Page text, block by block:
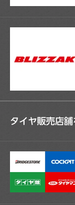
タイヤ販売店舗